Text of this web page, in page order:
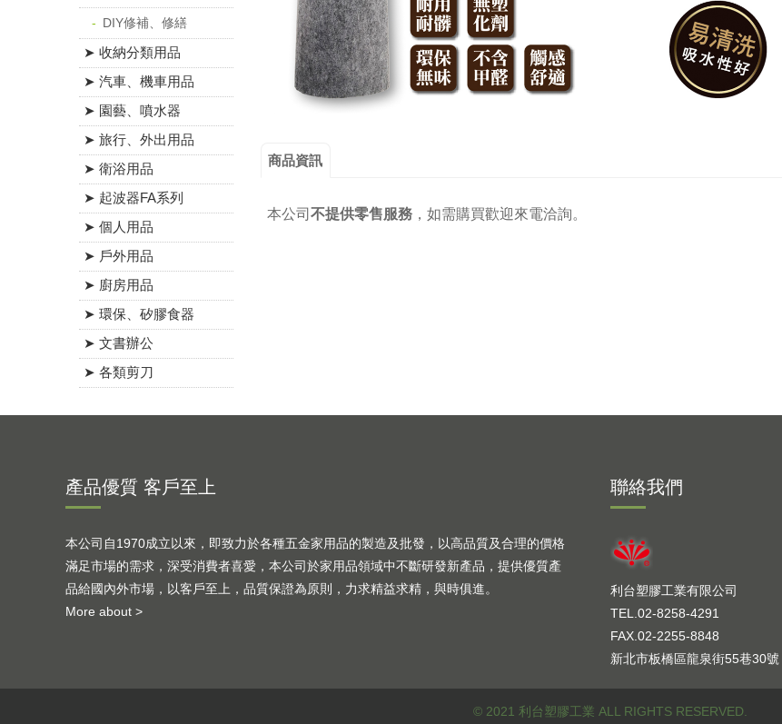
DIY修補、修繕
➤ 收納分類用品
➤ 汽車、機車用品
➤ 園藝、噴水器
➤ 旅行、外出用品
➤ 衛浴用品
➤ 起波器FA系列
➤ 個人用品
➤ 戶外用品
➤ 廚房用品
➤ 環保、矽膠食器
➤ 文書辦公
➤ 各類剪刀
商品資訊
本公司不提供零售服務 ，如需購買歡迎來電洽詢。
產品優質 客戶至上
本公司自1970成立以來，即致力於各種五金家用品的製造及批發，以高品質及合理的價格
滿足市場的需求，深受消費者喜愛，本公司於家用品領域中不斷研發新產品，提供優質產
品給國內外市場，以客戶至上，品質保證為原則，力求精益求精，與時俱進。
More about >
聯絡我們
利台塑膠工業有限公司
TEL.02-8258-4291
FAX.02-2255-8848
新北市板橋區龍泉街55巷30號
© 2021 利台塑膠工業 ALL RIGHTS RESERVED.